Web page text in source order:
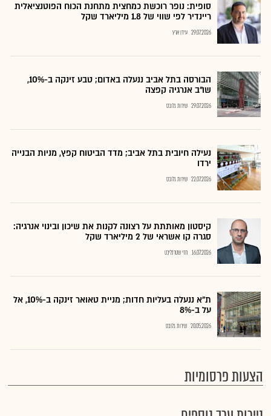
סופית: נופר רוכשת כמחצית מתחנת הכוח הפוטנציאלית
ריינדיר לפי שווי של 1.8 מיליארד שקל
29.07.2026 עידן ארץ
הבורסה בתל אביב ננעלה באדום; טבע זינקה ב-10%,
שו"ב אנרגיה קפצה
29.07.2026 שירות גלובס
נעילה חיובית בתל אביב; מדד הביטוח קפץ, מניות הבנייה
ירדו
22.07.2026 שירות גלובס
קיסטון מאותתת על רצונה לקנות את שיכון ובינוי אנרגיה:
סגרה קו אשראי של 2 מיליארד שקל
16.07.2026 חזי שטרנליכט
ת"א ננעלה בעליות חדות; מניית טאואר זינקה ב-10%, אל
על ב-8%
20.05.2026 שירות גלובס
הצעות פרסומיות